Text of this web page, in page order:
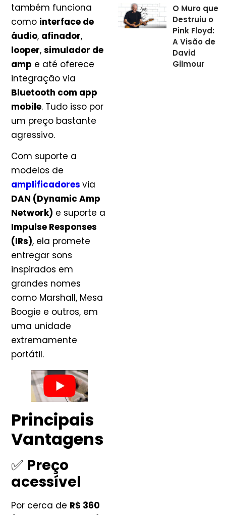
também funciona
como interface de
áudio, afinador,
looper, simulador de
amp e até oferece
integração via
Bluetooth com app
mobile. Tudo isso por
um preço bastante
agressivo.
Com suporte a
modelos de
amplificadores via
DAN (Dynamic Amp
Network) e suporte a
Impulse Responses
(IRs), ela promete
entregar sons
inspirados em
grandes nomes
como Marshall, Mesa
Boogie e outros, em
uma unidade
extremamente
portátil.
Principais
Vantagens
✅ Preço
acessível
Por cerca de R$ 360
O Muro que
Destruiu o
Pink Floyd:
A Visão de
David
Gilmour